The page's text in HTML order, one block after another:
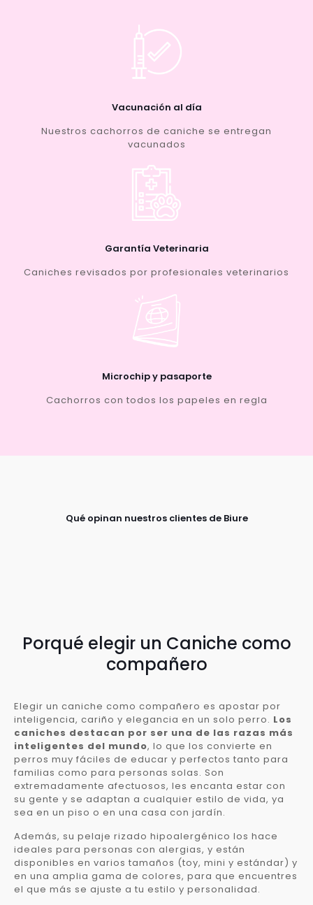
Vacunación al día
Nuestros cachorros de caniche se entregan
vacunados
Garantía Veterinaria
Caniches revisados por profesionales veterinarios
Microchip y pasaporte
Cachorros con todos los papeles en regla
Qué opinan nuestros clientes de Biure
Porqué elegir un Caniche como
compañero
Elegir un caniche como compañero es apostar por
inteligencia, cariño y elegancia en un solo perro. Los
caniches destacan por ser una de las razas más
inteligentes del mundo, lo que los convierte en
perros muy fáciles de educar y perfectos tanto para
familias como para personas solas. Son
extremadamente afectuosos, les encanta estar con
su gente y se adaptan a cualquier estilo de vida, ya
sea en un piso o en una casa con jardín.
Además, su pelaje rizado hipoalergénico los hace
ideales para personas con alergias, y están
disponibles en varios tamaños (toy, mini y estándar) y
en una amplia gama de colores, para que encuentres
el que más se ajuste a tu estilo y personalidad.